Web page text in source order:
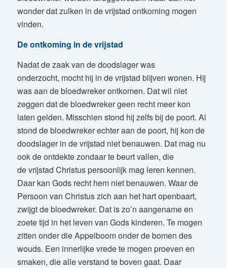
wonder dat zulken in de vrijstad ontkoming mogen
vinden.
De ontkoming in de vrijstad
Nadat de zaak van de doodslager was
onderzocht, mocht hij in de vrijstad blijven wonen. Hij
was aan de bloedwreker ontkomen. Dat wil niet
zeggen dat de bloedwreker geen recht meer kon
laten gelden. Misschien stond hij zelfs bij de poort. Al
stond de bloedwreker echter aan de poort, hij kon de
doodslager in de vrijstad niet benauwen. Dat mag nu
ook de ontdekte zondaar te beurt vallen, die
de vrijstad Christus persoonlijk mag leren kennen.
Daar kan Gods recht hem niet benauwen. Waar de
Persoon van Christus zich aan het hart openbaart,
zwijgt de bloedwreker. Dat is zo’n aangename en
zoete tijd in het leven van Gods kinderen. Te mogen
zitten onder die Appelboom onder de bomen des
wouds. Een innerlijke vrede te mogen proeven en
smaken, die alle verstand te boven gaat. Daar